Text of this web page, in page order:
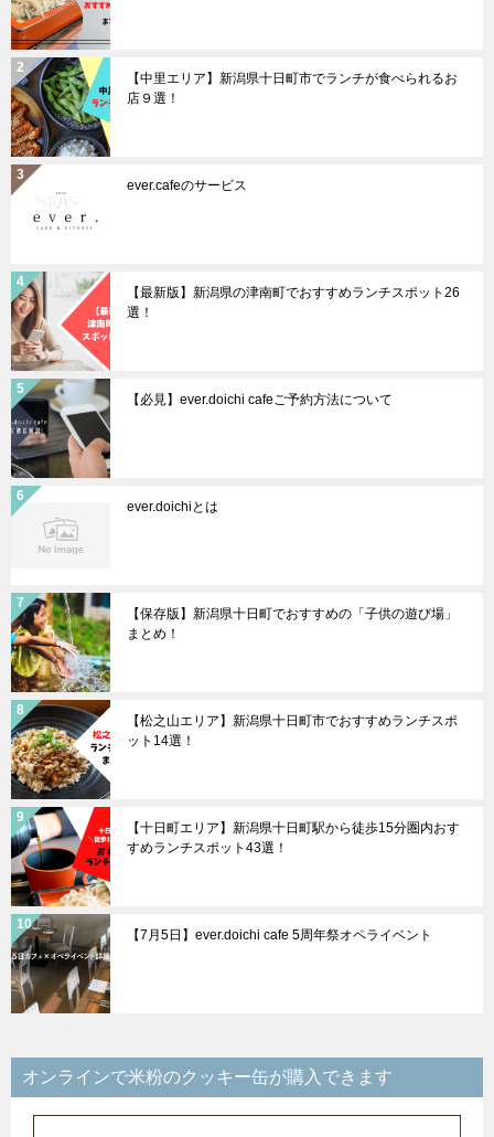
【中里エリア】新潟県十日町市でランチが食べられるお
店９選！
ever.cafeのサービス
【最新版】新潟県の津南町でおすすめランチスポット26
選！
【必見】ever.doichi cafeご予約方法について
ever.doichiとは
【保存版】新潟県十日町でおすすめの「子供の遊び場」
まとめ！
【松之山エリア】新潟県十日町市でおすすめランチスポ
ット14選！
【十日町エリア】新潟県十日町駅から徒歩15分圏内おす
すめランチスポット43選！
【7月5日】ever.doichi cafe 5周年祭オペライベント
オンラインで米粉のクッキー缶が購入できます